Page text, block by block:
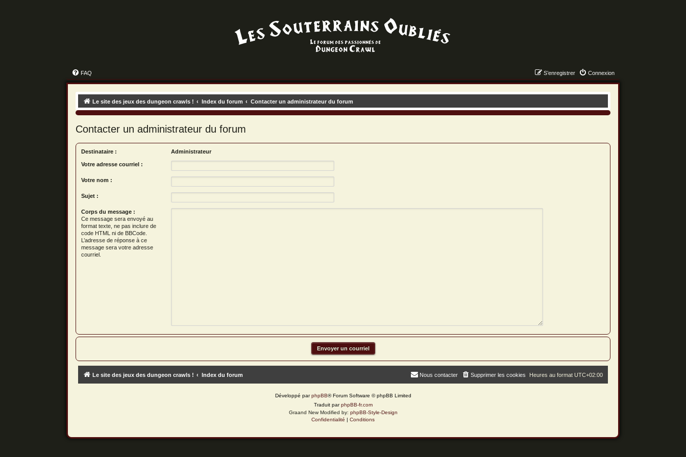
FAQ Connexion
S’enregistrer
Le site des jeux des dungeon crawls ! Index du forum Contacter un administrateur du forum
Contacter un administrateur du forum
Destinataire : Administrateur
Votre adresse courriel :
Votre nom :
Sujet :
Corps du message :
Ce message sera envoyé au
format texte, ne pas inclure de
code HTML ni de BBCode.
L’adresse de réponse à ce
message sera votre adresse
courriel.
Le site des jeux des dungeon crawls ! Index du forum Heures au formatUTC+02:00
Supprimer les cookies
Nous contacter
Développé parphpBB® Forum Software © phpBB Limited
Traduit parphpBB-fr.com
Graand New Modified by: phpBB-Style-Design
Confidentialité | Conditions